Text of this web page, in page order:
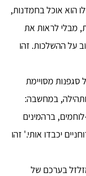
הוא אוכל בחמדנות,
מבלי לראות את
על ההשלכות. זהו
סגפנות מסויימת
במחשבה:
ברהמינים
יכבדו אותי.' זהו
בערכם של